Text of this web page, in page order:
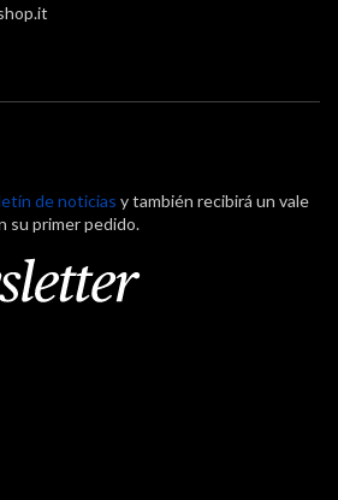
de noticias y también recibirá un vale
su primer pedido.